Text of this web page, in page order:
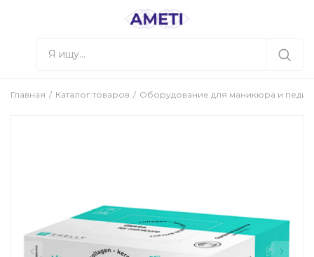
Главная Каталог товаров Оборудование для маникюра и